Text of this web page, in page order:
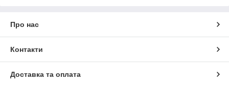
Про нас
Контакти
Доставка та оплата